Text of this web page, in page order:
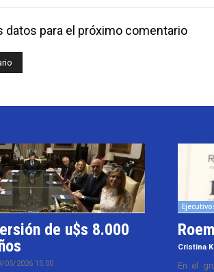
datos para el próximo comentario
de u$s 8.000
05/2026 15:00
Cristina
En el